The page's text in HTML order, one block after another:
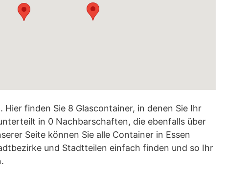
finden Sie 8 Glascontainer, in denen Sie Ihr
in 0 Nachbarschaften, die ebenfalls über
Seite können Sie alle Container in Essen
und Stadtteilen einfach finden und so Ihr